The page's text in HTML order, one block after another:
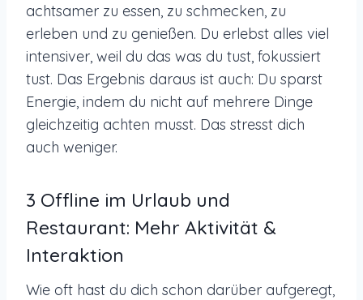
achtsamer zu essen, zu schmecken, zu
erleben und zu genießen. Du erlebst alles viel
intensiver, weil du das was du tust, fokussiert
tust. Das Ergebnis daraus ist auch: Du sparst
Energie, indem du nicht auf mehrere Dinge
gleichzeitig achten musst. Das stresst dich
auch weniger.
3 Offline im Urlaub und
Restaurant: Mehr Aktivität &
Interaktion
Wie oft hast du dich schon darüber aufgeregt,